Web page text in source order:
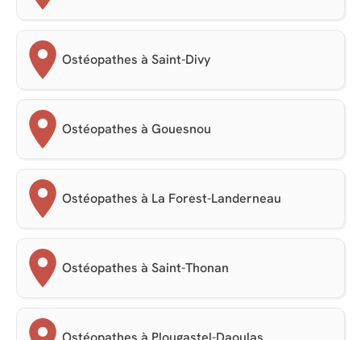
Ostéopathes à Saint-Divy
Ostéopathes à Gouesnou
Ostéopathes à La Forest-Landerneau
Ostéopathes à Saint-Thonan